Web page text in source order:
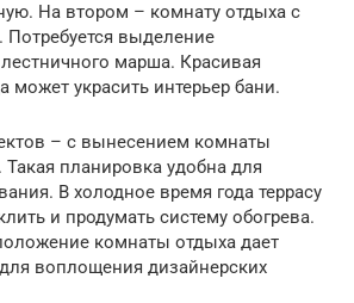
На втором – комнату отдыха с
выделение
марша. Красивая
может украсить интерьер бани.
– с вынесением комнаты
Такая планировка удобна для
В холодное время года террасу
и продумать систему обогрева.
комнаты отдыха дает
воплощения дизайнерских